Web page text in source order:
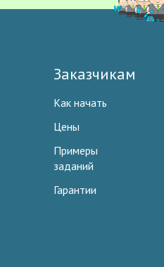
Заказчикам
Как начать
Цены
Примеры
заданий
Гарантии